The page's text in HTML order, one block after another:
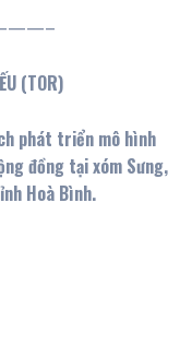
(TOR)
phát triển mô hình
đồng tại xóm Sưng,
Hoà Bình.